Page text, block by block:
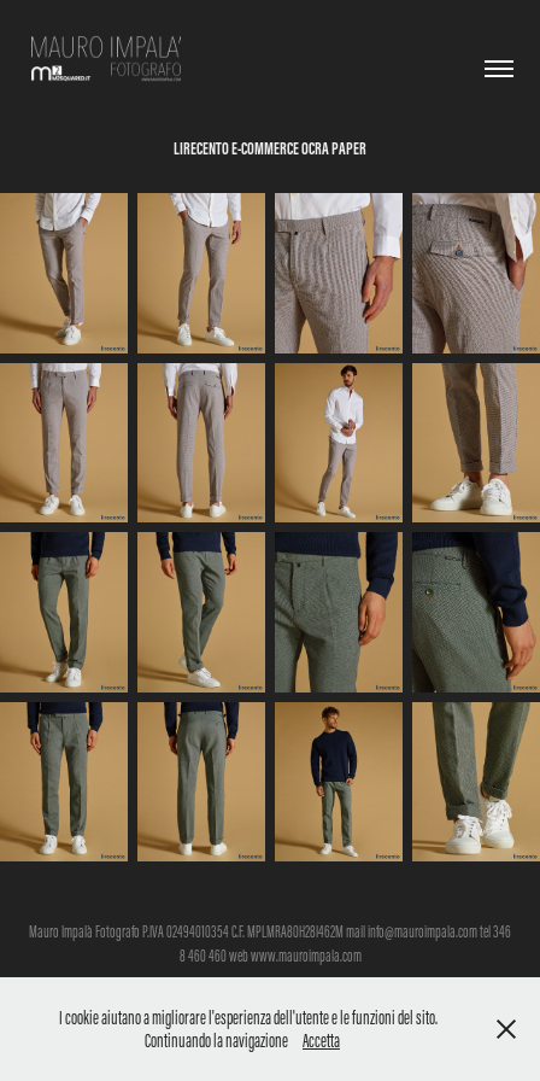
LIRECENTO E-COMMERCE OCRA PAPER
Mauro Impalà Fotografo P.IVA 02494010354 C.F. MPLMRA80H28I462M mail info@mauroimpala.com tel 346
8 460 460 web www.mauroimpala.com
I cookie aiutano a migliorare l'esperienza dell'utente e le funzioni del sito.
Continuando la navigazione
Accetta